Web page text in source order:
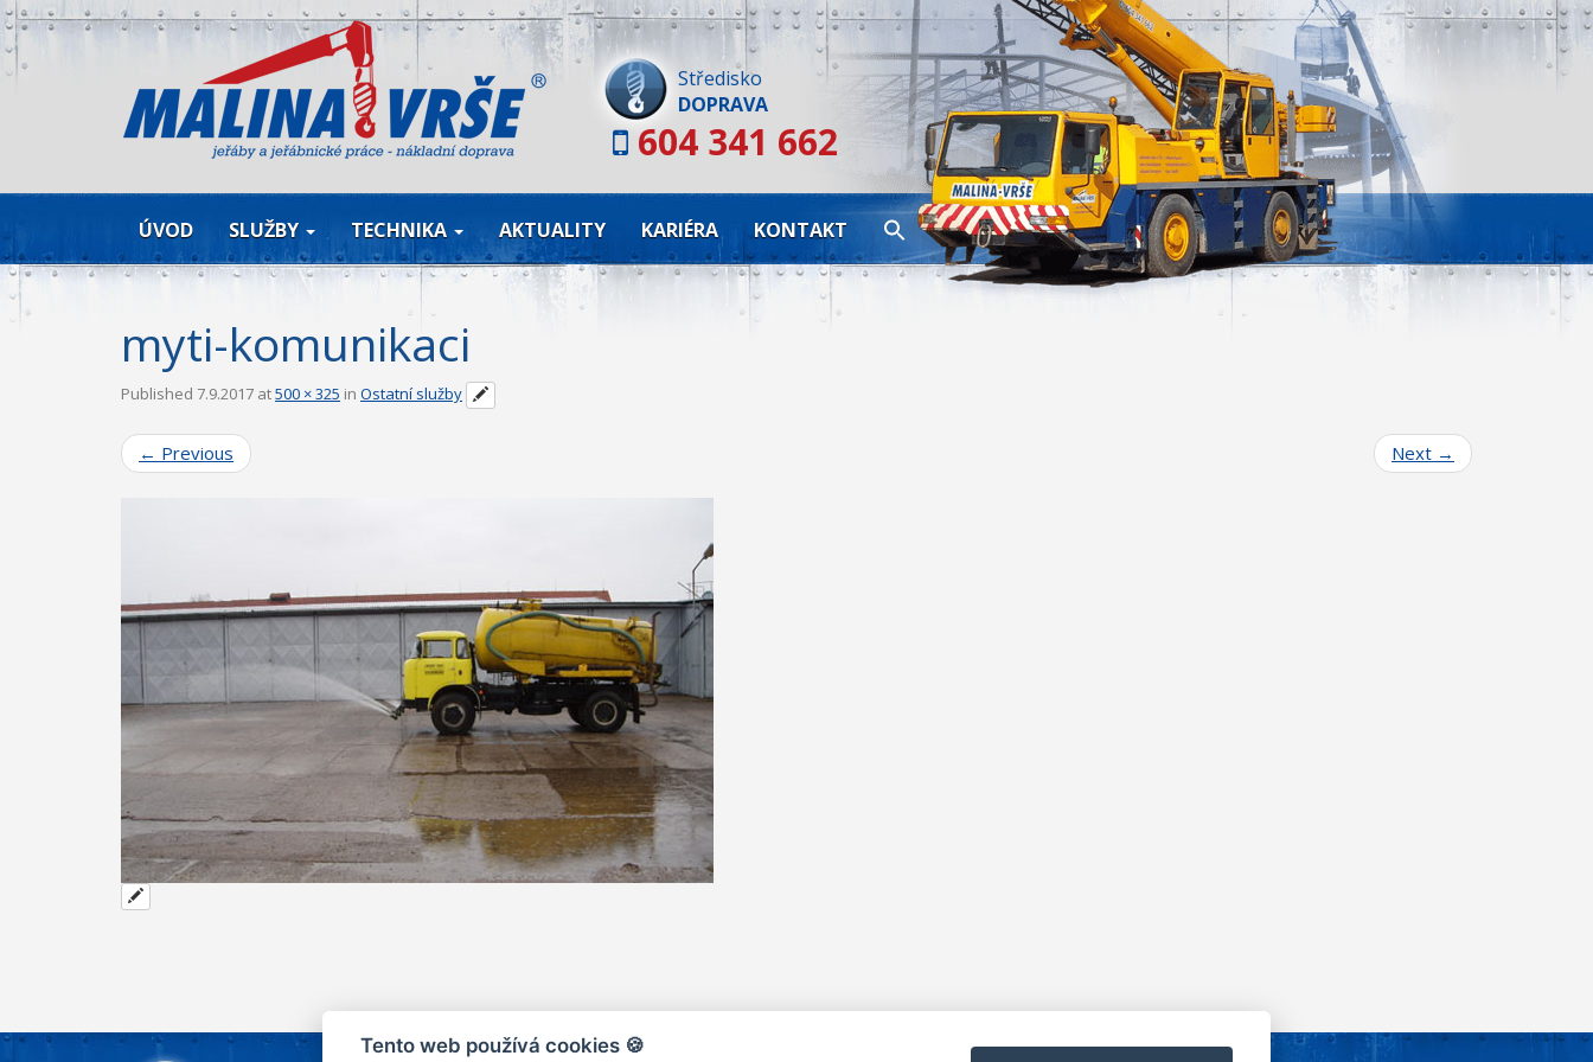
Středisko
DOPRAVA
604 341 662
Skip
to
content
ÚVOD SLUŽBY TECHNIKA AKTUALITY KARIÉRA KONTAKT
myti-komunikaci
Published 7.9.2017 at500 × 325 in Ostatní služby
← Previous Next →
Tento web používá cookies 🍪